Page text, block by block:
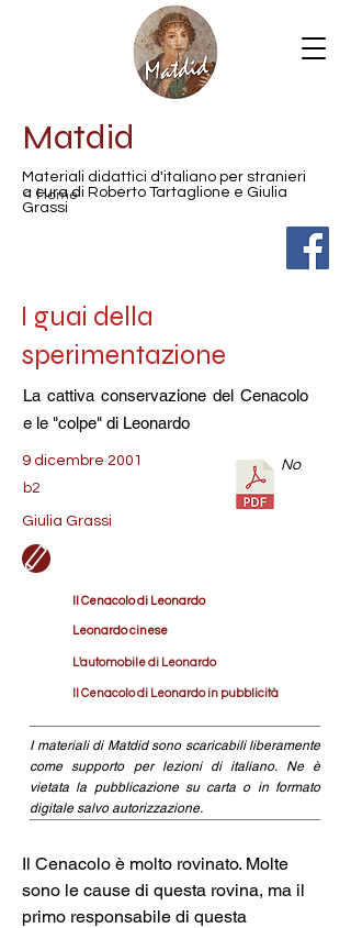
Matdid
Materiali didattici d'italiano per stranieri
a cura di Roberto Tartaglione e Giulia
Grassi
< Home
I guai della
sperimentazione
La cattiva conservazione del Cenacolo
e le "colpe" di Leonardo
9 dicembre 2001
b2
Giulia Grassi
No
Il Cenacolo di Leonardo
Leonardo cinese
L'automobile di Leonardo
Il Cenacolo di Leonardo in pubblicità
I materiali di Matdid sono scaricabili liberamente
come supporto per lezioni di italiano. Ne è
vietata la pubblicazione su carta o in formato
digitale salvo autorizzazione.
Il Cenacolo è molto rovinato. Molte
sono le cause di questa rovina, ma il
primo responsabile di questa